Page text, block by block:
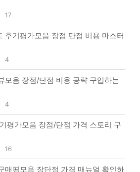
17
후기평가모음 장점 단점 비용 마스터
4
모음 장점/단점 비용 공략 구입하는
4
평가모음 장점/단점 가격 스토리 구
16
매평모음 장단점 가격 매뉴얼 확인하